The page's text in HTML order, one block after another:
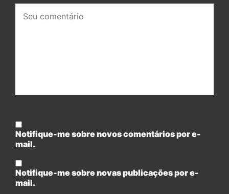
comentário:
Notifique-me sobre novos comentários por e-
mail.
Notifique-me sobre novas publicações por e-
mail.